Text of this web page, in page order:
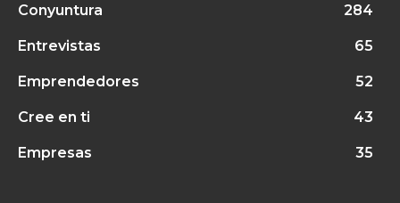
Conyuntura 284
Entrevistas 65
Emprendedores 52
Cree en ti 43
Empresas 35